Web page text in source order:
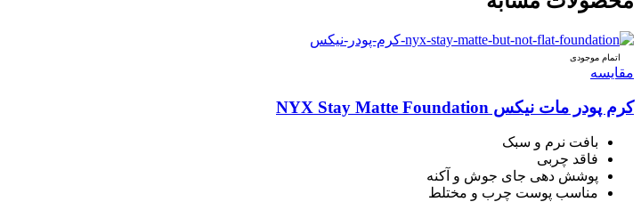
اتمام موجودی
مقایسه
کرم پودر مات نیکس NYX Stay Matte Foundation
بافت نرم و سبک
فاقد چربی
پوشش دهی جای جوش و آکنه
مناسب پوست چرب و مختلط